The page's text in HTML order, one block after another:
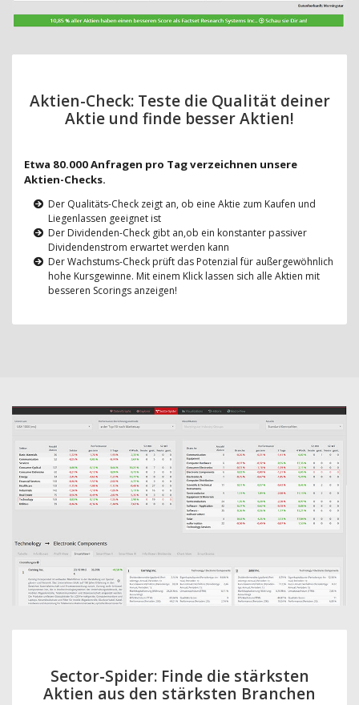
Aktien-Check: Teste die Qualität deiner
Aktie und finde besser Aktien!
Etwa 80.000 Anfragen pro Tag verzeichnen unsere
Aktien-Checks.
Der Qualitäts-Check zeigt an, ob eine Aktie zum Kaufen und
Liegenlassen geeignet ist
Der Dividenden-Check gibt an,ob ein konstanter passiver
Dividendenstrom erwartet werden kann
Der Wachstums-Check prüft das Potenzial für außergewöhnlich
hohe Kursgewinne. Mit einem Klick lassen sich alle Aktien mit
besseren Scorings anzeigen!
Sector-Spider: Finde die stärksten
Aktien aus den stärksten Branchen